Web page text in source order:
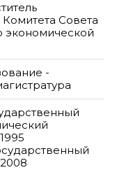
Совета
-